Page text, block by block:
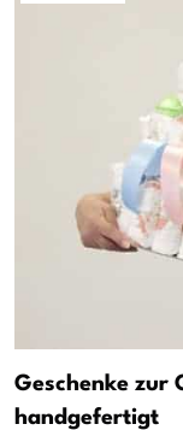
Geschenke zur
handgefertigt